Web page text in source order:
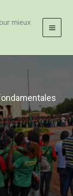
mieux